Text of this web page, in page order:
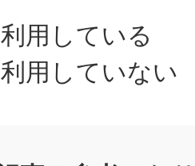
利用している
利用していない